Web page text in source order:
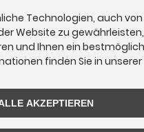
Technologien, auch
Website zu
und Ihnen ein
finden Sie in unserer
AKZEPTIEREN